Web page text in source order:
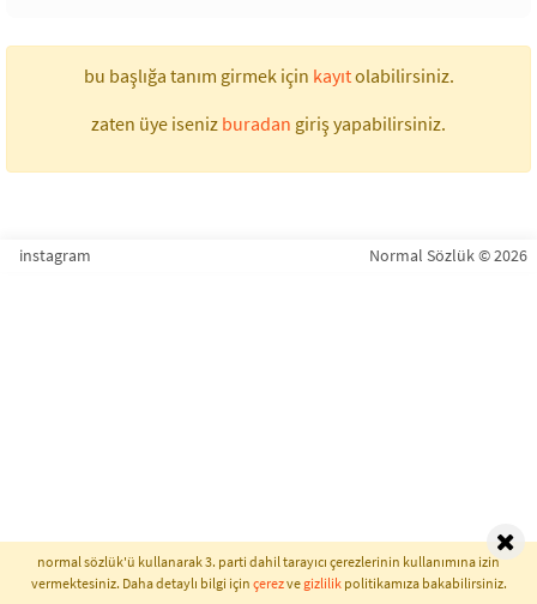
bu başlığa tanım girmek için kayıtolabilirsiniz.
zaten üye iseniz buradan giriş yapabilirsiniz.
instagram Normal Sözlük © 2026
normal sözlük'ü kullanarak 3. parti dahil tarayıcı çerezlerinin kullanımına izin
vermektesiniz. Daha detaylı bilgi için çerezvegizlilikpolitikamıza bakabilirsiniz.